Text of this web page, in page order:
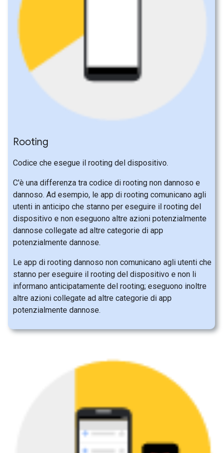
Rooting
Codice che esegue il rooting del dispositivo.
C'è una differenza tra codice di rooting non dannoso e
dannoso. Ad esempio, le app di rooting comunicano agli
utenti in anticipo che stanno per eseguire il rooting del
dispositivo e non eseguono altre azioni potenzialmente
dannose collegate ad altre categorie di app
potenzialmente dannose.
Le app di rooting dannoso non comunicano agli utenti che
stanno per eseguire il rooting del dispositivo e non li
informano anticipatamente del rooting; eseguono inoltre
altre azioni collegate ad altre categorie di app
potenzialmente dannose.